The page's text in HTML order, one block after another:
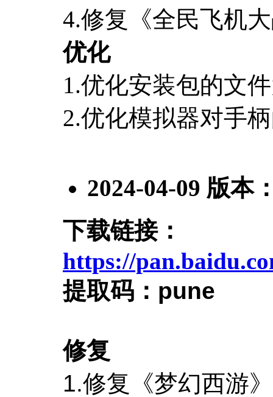
4.修复《全民飞机
优化
1.优化安装包的文
2.优化模拟器对手
2024-04-09 版本
下载链接：
https://
提取码： pune
修复
1.修复《梦幻西游